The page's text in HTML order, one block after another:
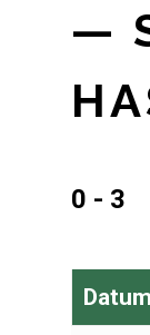
—
0 - 3
Datum